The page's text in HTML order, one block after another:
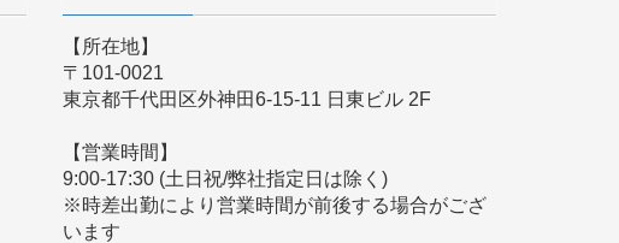
【所在地】
〒101-0021
東京都千代田区外神田6-15-11 日東ビル 2F
【営業時間】
9:00-17:30 (土日祝/弊社指定日は除く)
※時差出勤により営業時間が前後する場合がござ
います